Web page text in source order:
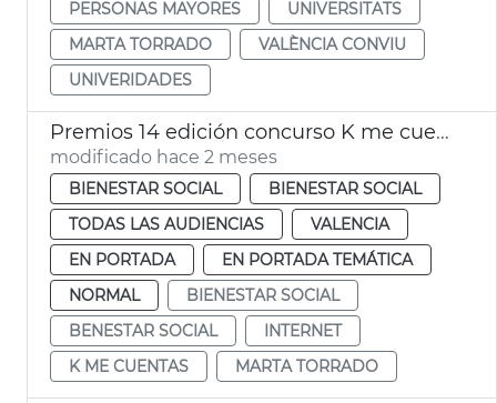
PERSONAS MAYORES
UNIVERSITATS
MARTA TORRADO
VALÈNCIA CONVIU
UNIVERIDADES
Premios 14 edición concurso K me cuentas València
modificado hace 2 meses
BIENESTAR SOCIAL
BIENESTAR SOCIAL
TODAS LAS AUDIENCIAS
VALENCIA
EN PORTADA
EN PORTADA TEMÁTICA
NORMAL
BIENESTAR SOCIAL
BENESTAR SOCIAL
INTERNET
K ME CUENTAS
MARTA TORRADO